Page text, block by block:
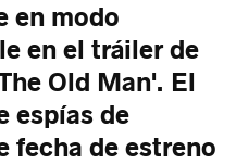
en modo
en el tráiler de
Old Man'. El
espías de
fecha de estreno